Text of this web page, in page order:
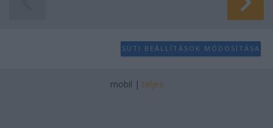
SÜTI BEÁLLÍTÁSOK MÓDOSÍTÁSA
mobil | teljes